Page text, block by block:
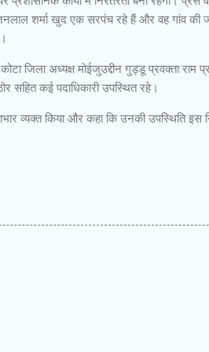
शर्मा खुद एक सरपंच रहे हैं और वह गांव की
जिला अध्यक्ष मोईजुउद्दीन गुड्डू प्रवक्ता राम
सहित कई पदाधिकारी उपस्थित रहे।
व्यक्त किया और कहा कि उनकी उपस्थिति